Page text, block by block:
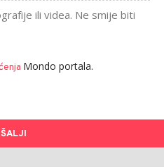
ili videa. Ne smije biti
Mondo portala.